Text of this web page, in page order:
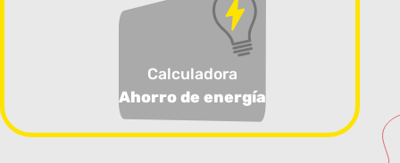
Calculadora
Ahorro de energía